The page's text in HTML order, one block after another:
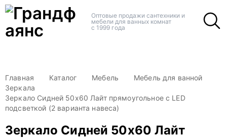
Оптовые продажи сантехники и
мебели для ванных комнат
с 1999 года
Главная Каталог Мебель
Мебель для ванной
Зеркала
Зеркало Сидней 50х60 Лайт прямоугольное с LED
подсветкой (2 варианта навеса)
Зеркало Сидней 50х60 Лайт